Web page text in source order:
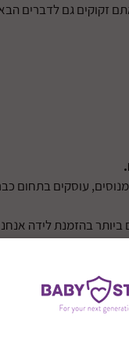
זקוקים גם לדברים
עוסקים בתחום
ביותר בהזמנת לידה
בבייבי סתיו כל
כסף ומקבלים מענה